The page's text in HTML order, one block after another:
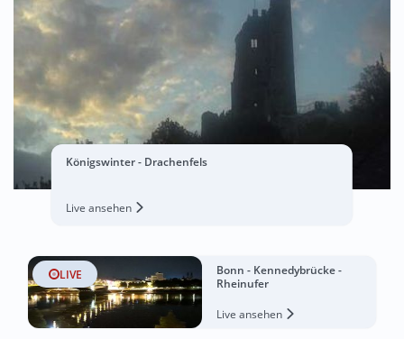
Königswinter - Drachenfels
Live ansehen
LIVE
Bonn - Kennedybrücke -
Rheinufer
Live ansehen